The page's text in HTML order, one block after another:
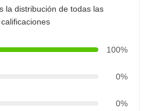
la distribución de todas las
calificaciones
100%
0%
0%